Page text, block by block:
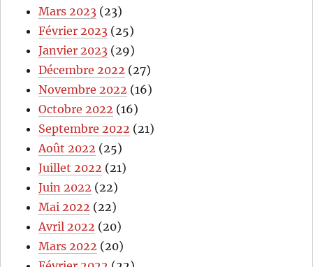
Mars 2023 (23)
Février 2023 (25)
Janvier 2023 (29)
Décembre 2022 (27)
Novembre 2022 (16)
Octobre 2022 (16)
Septembre 2022 (21)
Août 2022 (25)
Juillet 2022 (21)
Juin 2022 (22)
Mai 2022 (22)
Avril 2022 (20)
Mars 2022 (20)